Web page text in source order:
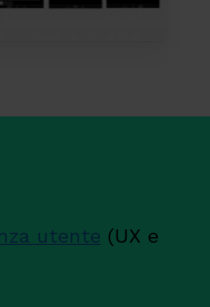
utente (UX e